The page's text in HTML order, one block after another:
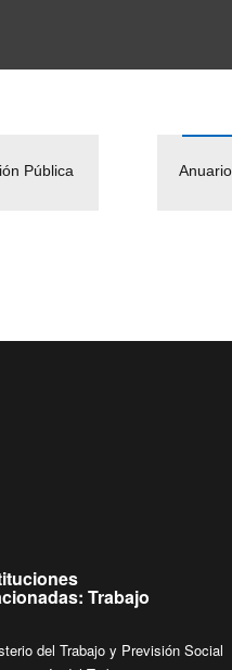
Pública
Empleos Públicos
Trabajo
del Trabajo y Previsión Social